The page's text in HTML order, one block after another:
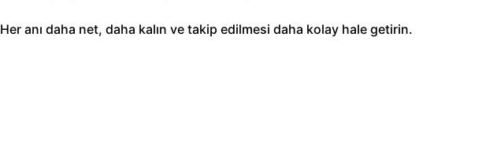
Her anı daha net, daha kalın ve takip edilmesi daha kolay hale getirin.